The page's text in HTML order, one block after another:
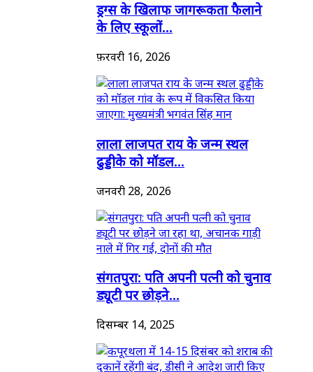
ड्रग्स के खिलाफ जागरूकता फैलाने
के लिए स्कूलों...
फ़रवरी 16, 2026
लाला लाजपत राय के जन्म स्थल
ढुड्डीके को मॉडल...
जनवरी 28, 2026
संगतपुरा: पति अपनी पत्नी को चुनाव
ड्यूटी पर छोड़ने...
दिसम्बर 14, 2025